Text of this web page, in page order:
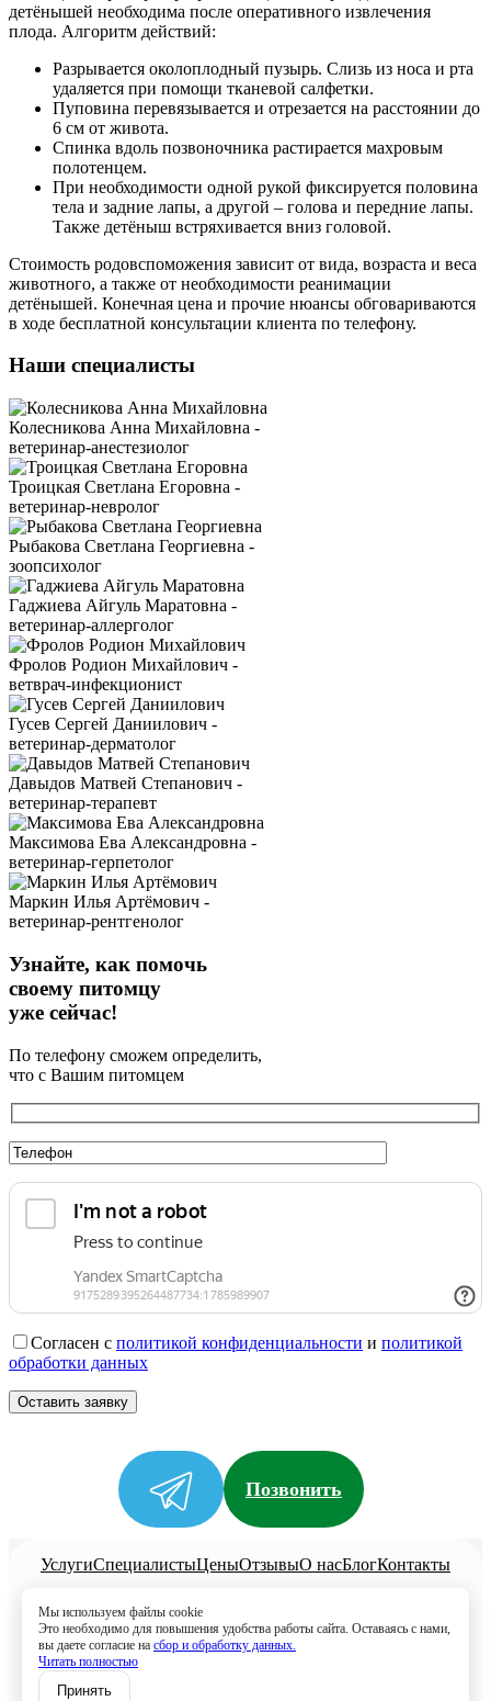
детёнышей необходима после оперативного извлечения
плода. Алгоритм действий:
Разрывается околоплодный пузырь. Слизь из носа и рта
удаляется при помощи тканевой салфетки.
Пуповина перевязывается и отрезается на расстоянии до
6 см от живота.
Спинка вдоль позвоночника растирается махровым
полотенцем.
При необходимости одной рукой фиксируется половина
тела и задние лапы, а другой – голова и передние лапы.
Также детёныш встряхивается вниз головой.
Стоимость родовспоможения зависит от вида, возраста и веса
животного, а также от необходимости реанимации
детёнышей. Конечная цена и прочие нюансы обговариваются
в ходе бесплатной консультации клиента по телефону.
Наши специалисты
Колесникова Анна Михайловна -
ветеринар-анестезиолог
Троицкая Светлана Егоровна -
ветеринар-невролог
Рыбакова Светлана Георгиевна -
зоопсихолог
Гаджиева Айгуль Маратовна -
ветеринар-аллерголог
Фролов Родион Михайлович -
ветврач-инфекционист
Гусев Сергей Даниилович -
ветеринар-дерматолог
Давыдов Матвей Степанович -
ветеринар-терапевт
Максимова Ева Александровна -
ветеринар-герпетолог
Маркин Илья Артёмович -
ветеринар-рентгенолог
Узнайте, как помочь
своему питомцу
уже сейчас!
По телефону сможем определить,
что с Вашим питомцем
Согласен с политикой конфиденциальности и политикой
обработки данных
Мы используем файлы cookie
Это необходимо для повышения удобства работы сайта. Оставаясь с нами,
вы даете согласие на сбор и обработку данных.
Читать полностью
Принять
Позвонить
УслугиСпециалистыЦеныОтзывыО насБлогКонтакты
Согласие на обработку
8 (499) 113-80-28